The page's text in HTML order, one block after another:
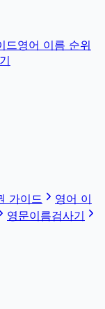
드영어 이름 순위
가이드
영어 이
영문이름검사기